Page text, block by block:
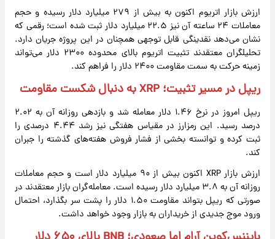
ارزش بازار اتریوم اکنون به بیش از ۲۷۹ میلیارد دلار رسیده و حجم
معاملات ۲۴ ساعته آن نیز ۲۲.۵ میلیارد دلار ثبت شده است؛ رقمی که
نشان می‌دهد نقدینگی قابل توجهی همچنان در این پروژه جریان دارد.
تحلیلگران معتقدند تثبیت اتریوم بالای محدوده ۲۳۰۰ دلار می‌تواند
زمینه حرکت به سمت مقاومت ۲۴۰۰ دلار را فراهم کند.
ریپل در مسیر تثبیت؛ XRP به دنبال شکست مقاومت
ریپل امروز در نرخ ۱.۴۶ دلار معامله شد و بازدهی روزانه آن به ۲.۰۲
درصد رسید. این رمزارز در مقیاس هفتگی نیز رشد ۴.۴۴ درصدی را
ثبت کرده و توانسته بخشی از فشار فروش هفته‌های گذشته را جبران
کند.
ارزش بازار XRP اکنون بیش از ۹۰ میلیارد دلار است و حجم معاملات
روزانه آن به ۳.۸ میلیارد دلار رسیده است. معامله‌گران بازار معتقدند در
صورتی که ریپل بتواند مقاومت ۱.۵۰ دلار را پشت سر بگذارد، احتمال
ورود موج جدیدی از خریداران به بازار وجود خواهد داشت.